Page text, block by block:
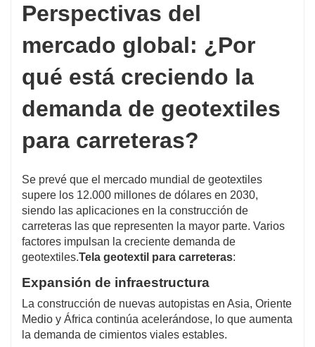
Perspectivas del
mercado global: ¿Por
qué está creciendo la
demanda de geotextiles
para carreteras?
Se prevé que el mercado mundial de geotextiles
supere los 12.000 millones de dólares en 2030,
siendo las aplicaciones en la construcción de
carreteras las que representen la mayor parte. Varios
factores impulsan la creciente demanda de
geotextiles.Tela geotextil para carreteras:
Expansión de infraestructura
La construcción de nuevas autopistas en Asia, Oriente
Medio y África continúa acelerándose, lo que aumenta
la demanda de cimientos viales estables.